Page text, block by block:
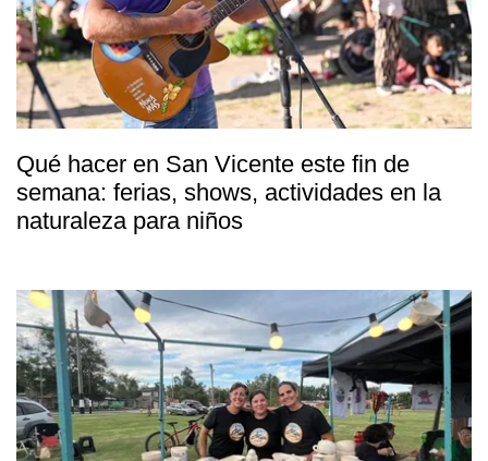
Qué hacer en San Vicente este fin de
semana: ferias, shows, actividades en la
naturaleza para niños